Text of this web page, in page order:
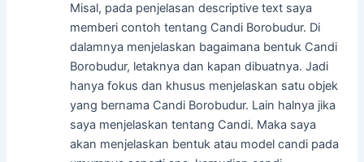
Misal, pada penjelasan descriptive text saya
memberi contoh tentang Candi Borobudur. Di
dalamnya menjelaskan bagaimana bentuk Candi
Borobudur, letaknya dan kapan dibuatnya. Jadi
hanya fokus dan khusus menjelaskan satu objek
yang bernama Candi Borobudur. Lain halnya jika
saya menjelaskan tentang Candi. Maka saya
akan menjelaskan bentuk atau model candi pada